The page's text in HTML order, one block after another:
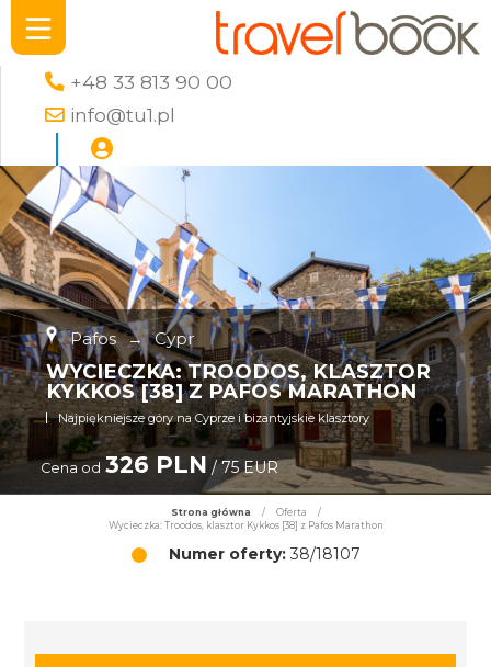
+48 33 813 90 00
info@tu1.pl
Pafos → Cypr
WYCIECZKA: TROODOS, KLASZTOR
KYKKOS [38] Z PAFOS MARATHON
Najpiękniejsze góry na Cyprze i bizantyjskie klasztory
Cena od 326 PLN / 75 EUR
Strona główna / Oferta
/
Wycieczka: Troodos, klasztor Kykkos [38] z Pafos Marathon
Numer oferty:38/18107